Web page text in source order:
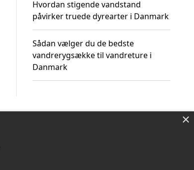
Hvordan stigende vandstand
påvirker truede dyrearter i Danmark
Sådan vælger du de bedste
vandrerygsække til vandreture i
Danmark
×